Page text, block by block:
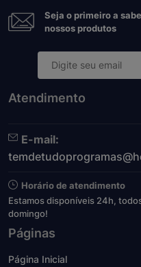
Seja o primeiro a
nossos produtos
Atendimento
E-mail:
Horário de atendimento
Estamos disponíveis 24h,
domingo!
Páginas
Página Inicial